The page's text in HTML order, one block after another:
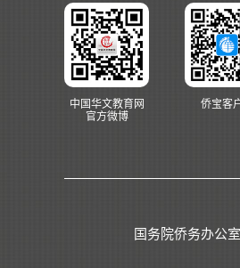
中国华文教育网
官方微博
侨宝客
国务院侨务办公室